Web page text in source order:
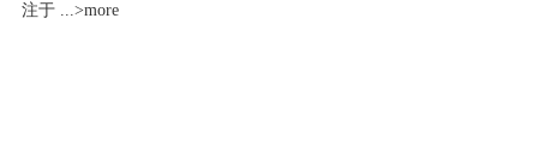
注于 ...>more